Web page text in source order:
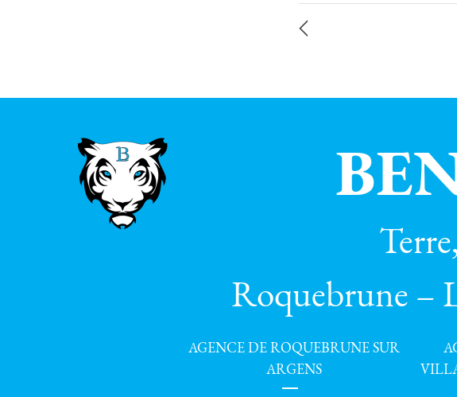
Roquebrune –
AGENCE DE ROQUEBRUNE SUR
ARGENS